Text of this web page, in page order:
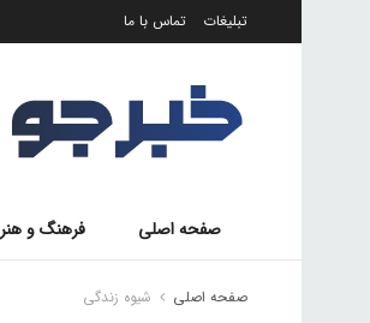
تبلیغات تماس با ما
صفحه اصلی فرهنگ و هنر
صفحه اصلی شیوه زندگی